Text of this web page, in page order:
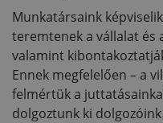
Munkatársaink
teremtenek a vállalat és
valamint
Ennek megfelelően – a
felmértük a
dolgoztunk ki